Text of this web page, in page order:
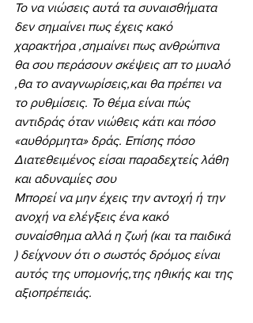
Το να νιώσεις αυτά τα συναισθήματα
δεν σημαίνει πως έχεις κακό
χαρακτήρα ,σημαίνει πως ανθρώπινα
θα σου περάσουν σκέψεις απ το μυαλό
,θα το αναγνωρίσεις,και θα πρέπει να
το ρυθμίσεις. Το θέμα είναι πώς
αντιδράς όταν νιώθεις κάτι και πόσο
«αυθόρμητα» δράς. Επίσης πόσο
Διατεθειμένος είσαι παραδεχτείς λάθη
και αδυναμίες σου
Μπορεί να μην έχεις την αντοχή ή την
ανοχή να ελέγξεις ένα κακό
συναίσθημα αλλά η ζωή (και τα παιδικά
) δείχνουν ότι ο σωστός δρόμος είναι
αυτός της υπομονής,της ηθικής και της
αξιοπρέπειάς.